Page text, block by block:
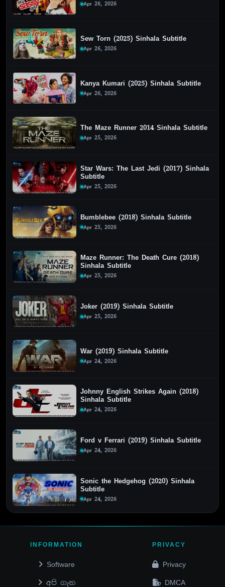
Apr 26, 2026
Sew Torn (2025) Sinhala Subtitle
Apr 26, 2026
Kanya Kumari (2025) Sinhala Subtitle
Apr 26, 2026
The Maze Runner 2014 Sinhala Subtitle
Apr 25, 2026
Star Wars: The Last Jedi (2017) Sinhala
Subtitle
Apr 25, 2026
Bumblebee (2018) Sinhala Subtitle
Apr 25, 2026
Maze Runner: The Death Cure (2018)
Sinhala Subtitle
Apr 25, 2026
Joker (2019) Sinhala Subtitle
Apr 25, 2026
War (2019) Sinhala Subtitle
Apr 24, 2026
Johnny English Strikes Again (2018)
Sinhala Subtitle
Apr 24, 2026
Ford v Ferrari (2019) Sinhala Subtitle
Apr 24, 2026
Sonic the Hedgehog (2020) Sinhala
Subtitle
Apr 24, 2026
INFORMATION
Software
අපි ගැන
PRIVACY
Privacy
DMCA